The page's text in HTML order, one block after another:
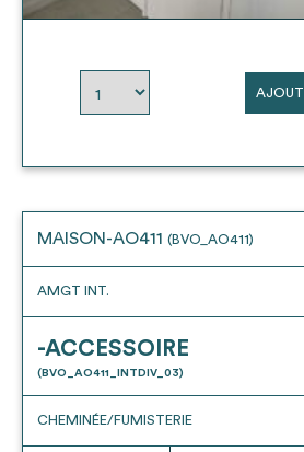
MAISON-AO411 (BVO_AO411)
AMGT INT.
-ACCESSOIRE
(BVO_AO411_INTDIV_03)
CHEMINÉE/FUMISTERIE